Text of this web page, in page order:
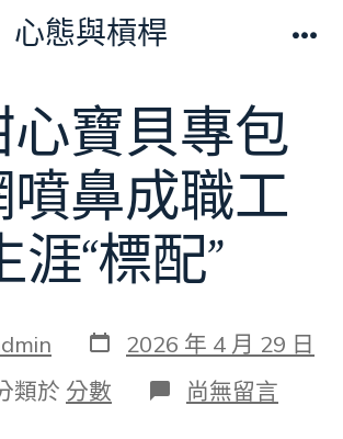
心態與槓桿
心寶貝專包
鼻成職工
涯“標配”
發
表
日
期
2026 年 4 月 29 日
類於 分數 在
〈書
尚無留言